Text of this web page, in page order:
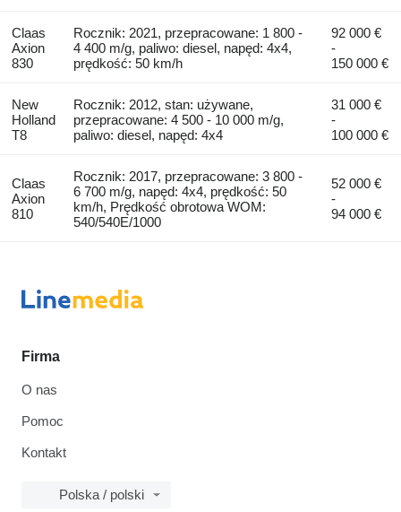
Claas
Axion
830
Rocznik: 2021, przepracowane: 1 800 -
4 400 m/g, paliwo: diesel, napęd: 4x4,
prędkość: 50 km/h
92 000 €
-
150 000 €
New
Holland
T8
Rocznik: 2012, stan: używane,
przepracowane: 4 500 - 10 000 m/g,
paliwo: diesel, napęd: 4x4
31 000 €
-
100 000 €
Claas
Axion
810
Rocznik: 2017, przepracowane: 3 800 -
6 700 m/g, napęd: 4x4, prędkość: 50
km/h, Prędkość obrotowa WOM:
540/540E/1000
52 000 €
-
94 000 €
Firma
O nas
Pomoc
Kontakt
Polska / polski